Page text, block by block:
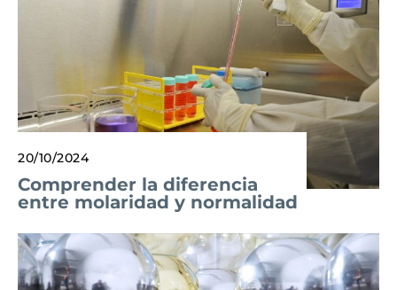
20/10/2024
Comprender la diferencia
entre molaridad y normalidad